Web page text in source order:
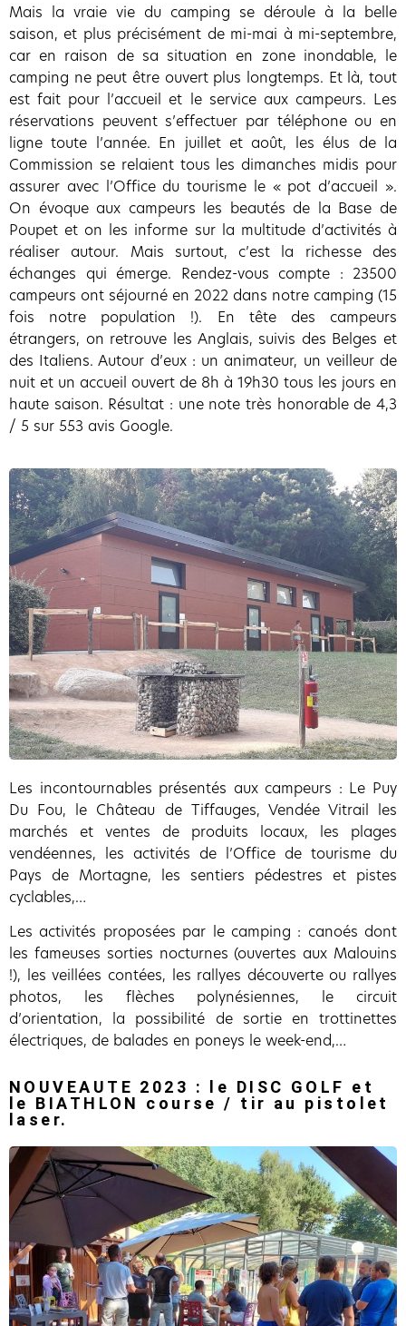
Mais la vraie vie du camping se déroule à la belle
saison, et plus précisément de mi-mai à mi-septembre,
car en raison de sa situation en zone inondable, le
camping ne peut être ouvert plus longtemps. Et là, tout
est fait pour l’accueil et le service aux campeurs. Les
réservations peuvent s’effectuer par téléphone ou en
ligne toute l’année. En juillet et août, les élus de la
Commission se relaient tous les dimanches midis pour
assurer avec l’Office du tourisme le « pot d’accueil ».
On évoque aux campeurs les beautés de la Base de
Poupet et on les informe sur la multitude d’activités à
réaliser autour. Mais surtout, c’est la richesse des
échanges qui émerge. Rendez-vous compte : 23500
campeurs ont séjourné en 2022 dans notre camping (15
fois notre population !). En tête des campeurs
étrangers, on retrouve les Anglais, suivis des Belges et
des Italiens. Autour d’eux : un animateur, un veilleur de
nuit et un accueil ouvert de 8h à 19h30 tous les jours en
haute saison. Résultat : une note très honorable de 4,3
/ 5 sur 553 avis Google.
Les incontournables présentés aux campeurs : Le Puy
Du Fou, le Château de Tiffauges, Vendée Vitrail les
marchés et ventes de produits locaux, les plages
vendéennes, les activités de l’Office de tourisme du
Pays de Mortagne, les sentiers pédestres et pistes
cyclables,…
Les activités proposées par le camping : canoés dont
les fameuses sorties nocturnes (ouvertes aux Malouins
!), les veillées contées, les rallyes découverte ou rallyes
photos, les flèches polynésiennes, le circuit
d’orientation, la possibilité de sortie en trottinettes
électriques, de balades en poneys le week-end,…
NOUVEAUTE 2023 : le DISC GOLF et
le BIATHLON course / tir au pistolet
laser.